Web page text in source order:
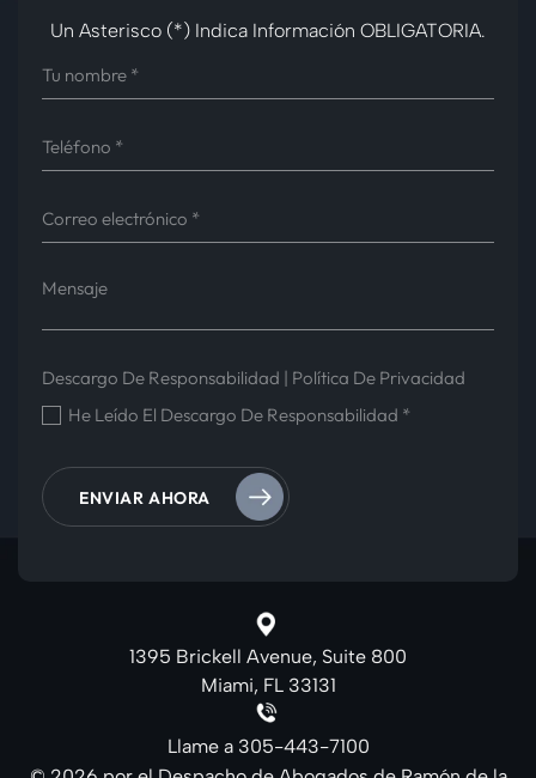
Un Asterisco (*) Indica Información OBLIGATORIA.
Descargo De Responsabilidad | Política De Privacidad
He Leído El Descargo De Responsabilidad *
1395 Brickell Avenue, Suite 800
Miami, FL 33131
Llame a 305-443-7100